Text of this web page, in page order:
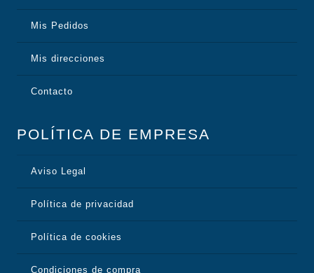
Mis Pedidos
Mis direcciones
Contacto
POLÍTICA DE EMPRESA
Aviso Legal
Política de privacidad
Política de cookies
Condiciones de compra